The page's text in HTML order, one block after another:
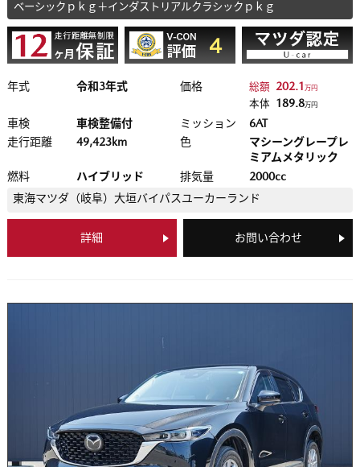
ベーシックｐｋｇ＋インダストリアルクラシックｐｋｇ
年式 令和3年式 価格 総額 202.1 万円
本体 189.8 万円
車検 車検整備付 ミッション
6AT
走行距離
49,423km 色
マシーングレープレ
ミアムメタリック
燃料
ハイブリッド 排気量
2000cc
東海マツダ（岐阜） 大垣バイパスユーカーランド
詳細 お問い合わせ